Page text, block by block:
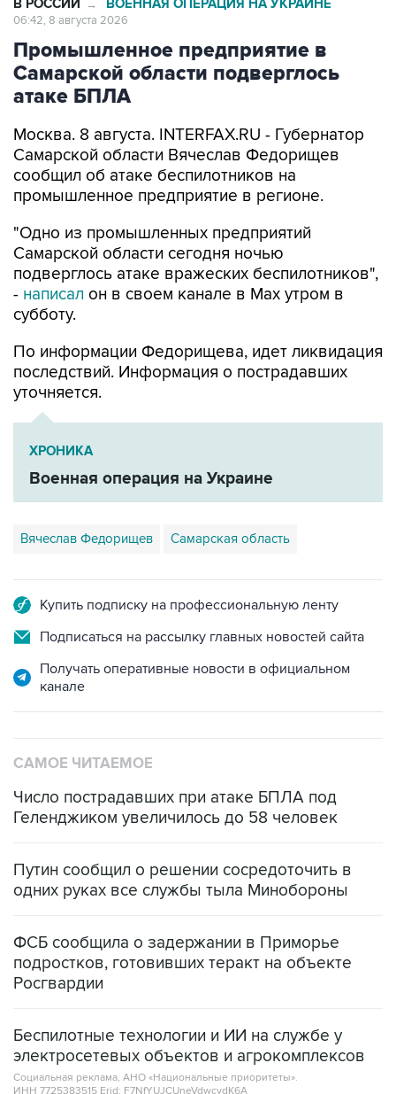
Промышленное предприятие в
Самарской области подверглось
атаке БПЛА
Москва. 8 августа. INTERFAX.RU - Губернатор
сообщил об атаке беспилотников на
промышленное предприятие в регионе.
"Одно из промышленных предприятий
подверглось атаке вражеских беспилотников",
-написалон в своем канале в Max утром в
субботу.
По информации Федорищева, идет ликвидация
уточняется.
ХРОНИКА
Военная операция на Украине
Вячеслав Федорищев Самарская область
Подписаться на рассылку главных новостей сайта
Получать оперативные новости в официальном
Число пострадавших при атаке БПЛА под
Путин сообщил о решении сосредоточить в
ФСБ сообщила о задержании в Приморье
Росгвардии
Беспилотные технологии и ИИ на службе у
Социальная реклама, АНО «Национальные приоритеты».
ИНН 7725383515 Erid: F7NfYUJCUneVdwcydK6A